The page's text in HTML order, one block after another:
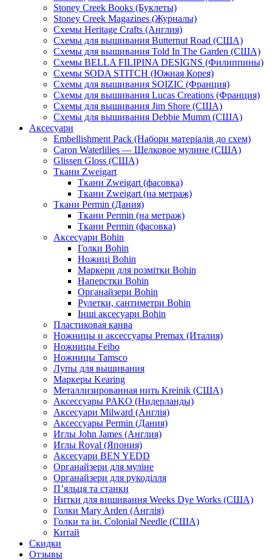
Stoney Creek Books (Буклеты)
Stoney Creek Magazines (Журналы)
Схемы Heritage Crafts (Англия)
Схемы для вышивания Butternut Road (США)
Схемы для вышивания Told In The Garden (США)
Схемы BELLA FILIPINA DESIGNS (Филиппины)
Схемы SODA STITCH (Южная Корея)
Схемы для вышивания SOIZIC (Франция)
Схемы для вышивания Lucas Creations (Франция)
Схемы для вышивания Jim Shore (США)
Схемы для вышивания Debbie Mumm (США)
Аксесуари
Embellishment Pack (Набори матеріалів до схем)
Caron Waterlilies — Шелковое мулине (США)
Glissen Gloss (США)
Ткани Zweigart
Ткани Zweigart (фасовка)
Ткани Zweigart (на метраж)
Ткани Permin (Дания)
Ткани Permin (на метраж)
Ткани Permin (фасовка)
Аксесуари Bohin
Голки Bohin
Ножиці Bohin
Маркери для розмітки Bohin
Наперстки Bohin
Органайзери Bohin
Рулетки, сантиметри Bohin
Інші аксесуари Bohin
Пластиковая канва
Ножницы и аксессуары Premax (Италия)
Ножницы Feibo
Ножницы Tamsco
Лупы для вышивания
Маркеры Kearing
Металлизированная нить Kreinik (США)
Аксессуары PAKO (Нидерланды)
Аксесуари Milward (Англія)
Аксессуары Permin (Дания)
Иглы John James (Англия)
Иглы Royal (Япония)
Аксесуари BEN YEDD
Органайзери для муліне
Органайзери для рукоділля
П’яльця та станки
Нитки для вишивання Weeks Dye Works (США)
Голки Mary Arden (Англія)
Голки та ін. Colonial Needle (США)
Китай
Скидки
Отзывы